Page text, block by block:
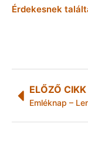
Érdekesnek
ELŐZŐ CIKK